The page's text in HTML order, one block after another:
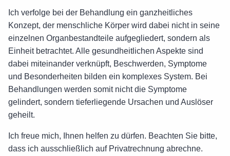
Ich verfolge bei der Behandlung ein ganzheitliches
Konzept, der menschliche Körper wird dabei nicht in seine
einzelnen Organbestandteile aufgegliedert, sondern als
Einheit betrachtet. Alle gesundheitlichen Aspekte sind
dabei miteinander verknüpft, Beschwerden, Symptome
und Besonderheiten bilden ein komplexes System. Bei
Behandlungen werden somit nicht die Symptome
gelindert, sondern tieferliegende Ursachen und Auslöser
geheilt.
Ich freue mich, Ihnen helfen zu dürfen. Beachten Sie bitte,
dass ich ausschließlich auf Privatrechnung abrechne.